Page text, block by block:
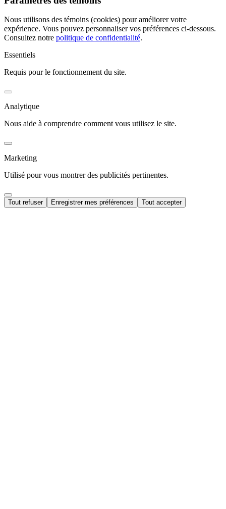
Nous utilisons des témoins (cookies) pour améliorer votre
expérience. Vous pouvez personnaliser vos préférences ci-dessous.
Consultez notre politique de confidentialité.
Essentiels
Requis pour le fonctionnement du site.
Analytique
Nous aide à comprendre comment vous utilisez le site.
Marketing
Utilisé pour vous montrer des publicités pertinentes.
Tout refuser Enregistrer mes préférences Tout accepter